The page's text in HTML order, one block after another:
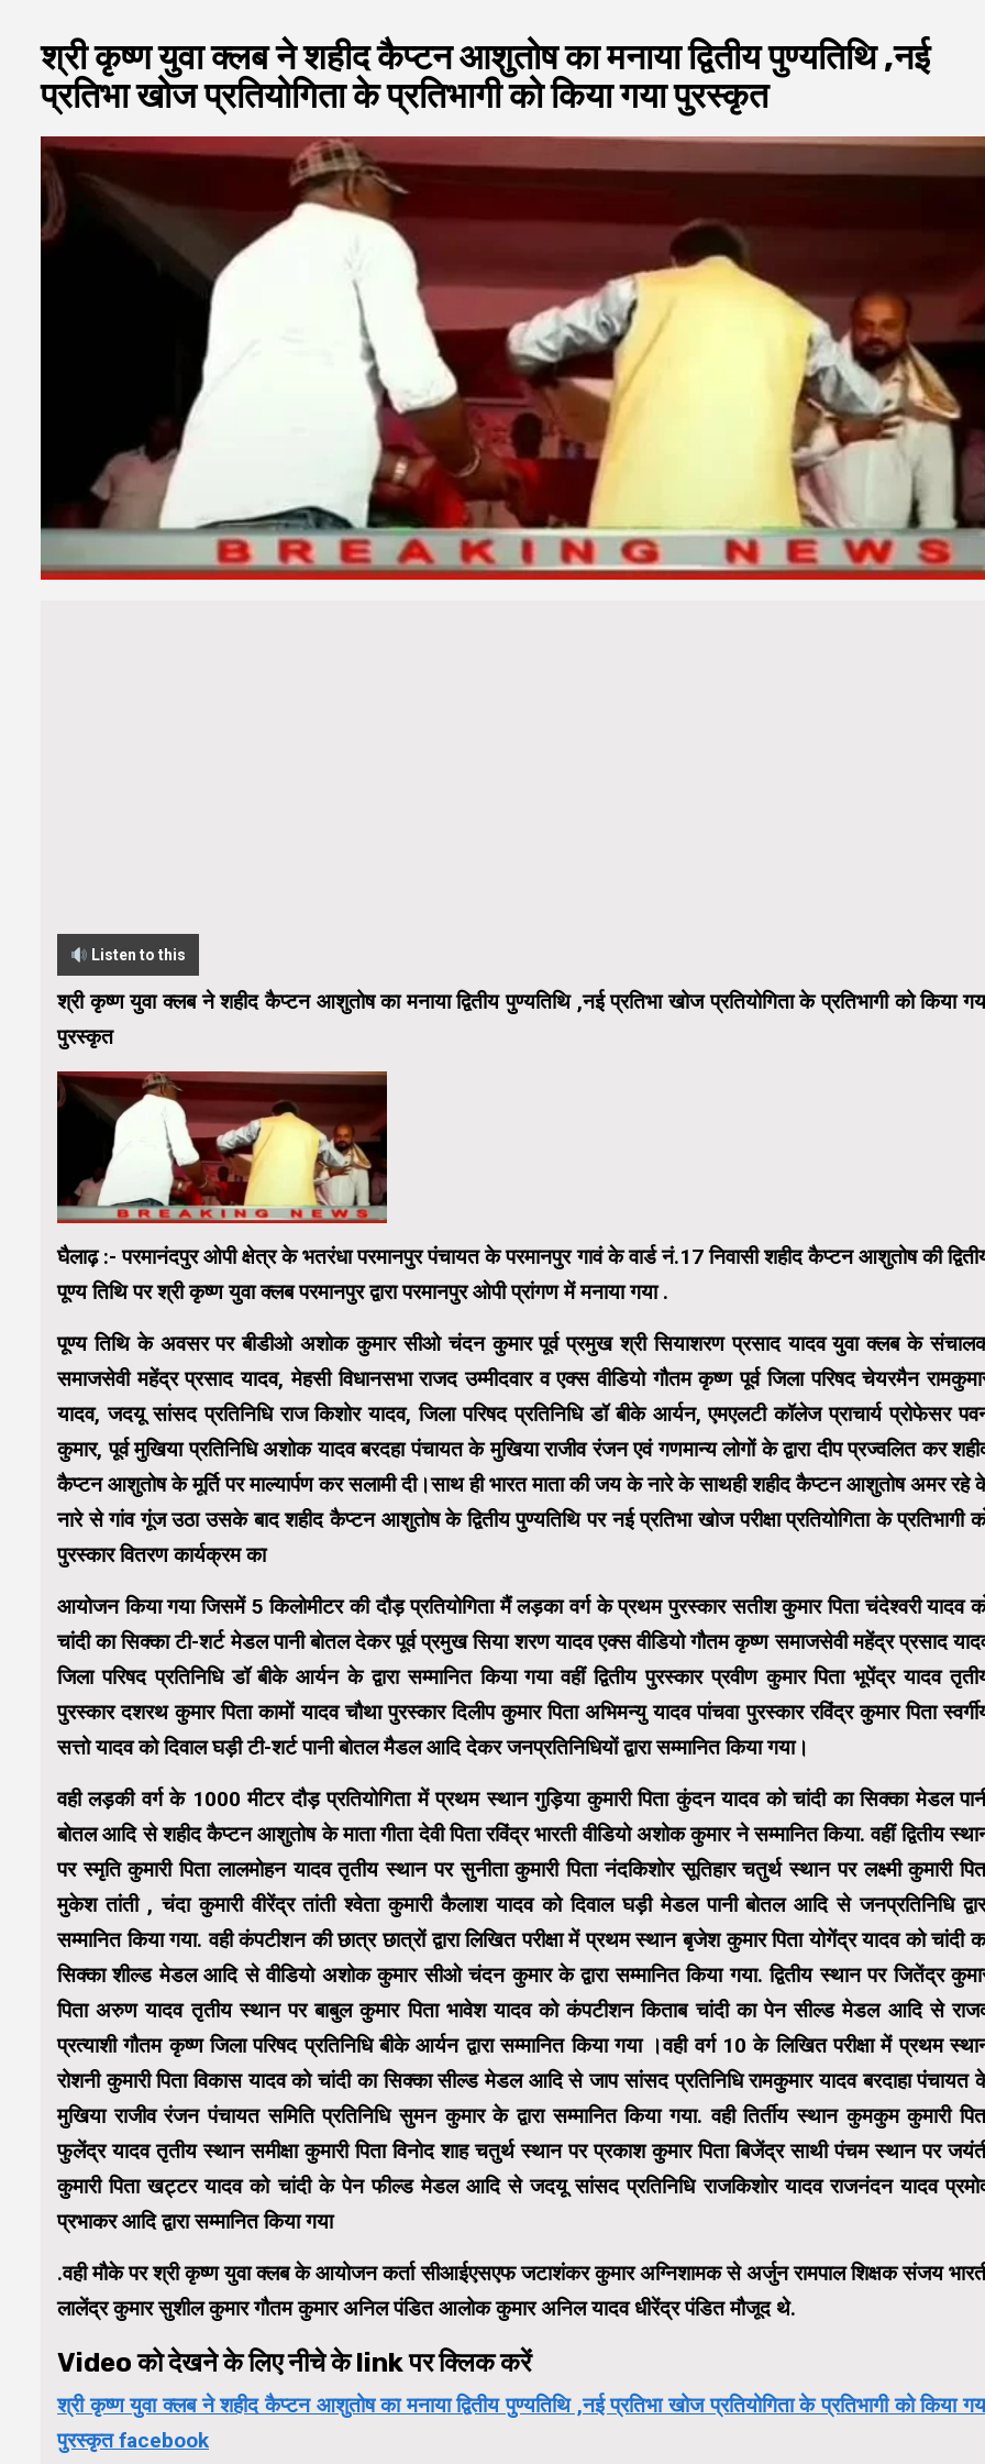
श्री कृष्ण युवा क्लब ने शहीद कैप्टन आशुतोष का मनाया द्वितीय पुण्यतिथि ,नई
प्रतिभा खोज प्रतियोगिता के प्रतिभागी को किया गया पुरस्कृत
Listen to this
श्री कृष्ण युवा क्लब ने शहीद कैप्टन आशुतोष का मनाया द्वितीय पुण्यतिथि ,नई प्रतिभा खोज प्रतियोगिता के प्रतिभागी को किया
पुरस्कृत
घैलाढ़ :- परमानंदपुर ओपी क्षेत्र के भतरंधा परमानपुर पंचायत के परमानपुर गावं के वार्ड नं.17 निवासी शहीद कैप्टन आशुतोष की
पूण्य तिथि पर श्री कृष्ण युवा क्लब परमानपुर द्वारा परमानपुर ओपी प्रांगण में मनाया गया .
पूण्य तिथि के अवसर पर बीडीओ अशोक कुमार सीओ चंदन कुमार पूर्व प्रमुख श्री सियाशरण प्रसाद यादव युवा क्लब के
समाजसेवी महेंद्र प्रसाद यादव, मेहसी विधानसभा राजद उम्मीदवार व एक्स वीडियो गौतम कृष्ण पूर्व जिला परिषद चेयरमैन
यादव, जदयू सांसद प्रतिनिधि राज किशोर यादव, जिला परिषद प्रतिनिधि डॉ बीके आर्यन, एमएलटी कॉलेज प्राचार्य प्रोफेसर
कुमार, पूर्व मुखिया प्रतिनिधि अशोक यादव बरदहा पंचायत के मुखिया राजीव रंजन एवं गणमान्य लोगों के द्वारा दीप प्रज्वलित कर
कैप्टन आशुतोष के मूर्ति पर माल्यार्पण कर सलामी दी।साथ ही भारत माता की जय के नारे के साथही शहीद कैप्टन आशुतोष अमर रहे
नारे से गांव गूंज उठा उसके बाद शहीद कैप्टन आशुतोष के द्वितीय पुण्यतिथि पर नई प्रतिभा खोज परीक्षा प्रतियोगिता के प्रतिभागी
पुरस्कार वितरण कार्यक्रम का
आयोजन किया गया जिसमें 5 किलोमीटर की दौड़ प्रतियोगिता मैं लड़का वर्ग के प्रथम पुरस्कार सतीश कुमार पिता चंदेश्वरी यादव
चांदी का सिक्का टी-शर्ट मेडल पानी बोतल देकर पूर्व प्रमुख सिया शरण यादव एक्स वीडियो गौतम कृष्ण समाजसेवी महेंद्र प्रसाद
जिला परिषद प्रतिनिधि डॉ बीके आर्यन के द्वारा सम्मानित किया गया वहीं द्वितीय पुरस्कार प्रवीण कुमार पिता भूपेंद्र यादव
पुरस्कार दशरथ कुमार पिता कामों यादव चौथा पुरस्कार दिलीप कुमार पिता अभिमन्यु यादव पांचवा पुरस्कार रविंद्र कुमार पिता
सत्तो यादव को दिवाल घड़ी टी-शर्ट पानी बोतल मैडल आदि देकर जनप्रतिनिधियों द्वारा सम्मानित किया गया।
वही लड़की वर्ग के 1000 मीटर दौड़ प्रतियोगिता में प्रथम स्थान गुड़िया कुमारी पिता कुंदन यादव को चांदी का सिक्का मेडल
बोतल आदि से शहीद कैप्टन आशुतोष के माता गीता देवी पिता रविंद्र भारती वीडियो अशोक कुमार ने सम्मानित किया. वहीं द्वितीय
पर स्मृति कुमारी पिता लालमोहन यादव तृतीय स्थान पर सुनीता कुमारी पिता नंदकिशोर सूतिहार चतुर्थ स्थान पर लक्ष्मी कुमारी
मुकेश तांती , चंदा कुमारी वीरेंद्र तांती श्वेता कुमारी कैलाश यादव को दिवाल घड़ी मेडल पानी बोतल आदि से जनप्रतिनिधि
सम्मानित किया गया. वही कंपटीशन की छात्र छात्रों द्वारा लिखित परीक्षा में प्रथम स्थान बृजेश कुमार पिता योगेंद्र यादव को चांदी
सिक्का शील्ड मेडल आदि से वीडियो अशोक कुमार सीओ चंदन कुमार के द्वारा सम्मानित किया गया. द्वितीय स्थान पर जितेंद्र
पिता अरुण यादव तृतीय स्थान पर बाबुल कुमार पिता भावेश यादव को कंपटीशन किताब चांदी का पेन सील्ड मेडल आदि से
प्रत्याशी गौतम कृष्ण जिला परिषद प्रतिनिधि बीके आर्यन द्वारा सम्मानित किया गया ।वही वर्ग 10 के लिखित परीक्षा में प्रथम
रोशनी कुमारी पिता विकास यादव को चांदी का सिक्का सील्ड मेडल आदि से जाप सांसद प्रतिनिधि रामकुमार यादव बरदाहा पंचायत
मुखिया राजीव रंजन पंचायत समिति प्रतिनिधि सुमन कुमार के द्वारा सम्मानित किया गया. वही तिर्तीय स्थान कुमकुम कुमारी
फुलेंद्र यादव तृतीय स्थान समीक्षा कुमारी पिता विनोद शाह चतुर्थ स्थान पर प्रकाश कुमार पिता बिजेंद्र साथी पंचम स्थान पर
कुमारी पिता खट्टर यादव को चांदी के पेन फील्ड मेडल आदि से जदयू सांसद प्रतिनिधि राजकिशोर यादव राजनंदन यादव
प्रभाकर आदि द्वारा सम्मानित किया गया
.वही मौके पर श्री कृष्ण युवा क्लब के आयोजन कर्ता सीआईएसएफ जटाशंकर कुमार अग्निशामक से अर्जुन रामपाल शिक्षक संजय
लालेंद्र कुमार सुशील कुमार गौतम कुमार अनिल पंडित आलोक कुमार अनिल यादव धीरेंद्र पंडित मौजूद थे.
Video को देखने के लिए नीचे के link पर क्लिक करें
श्री कृष्ण युवा क्लब ने शहीद कैप्टन आशुतोष का मनाया द्वितीय पुण्यतिथि ,नई प्रतिभा खोज प्रतियोगिता के प्रतिभागी को किया
पुरस्कृत facebook